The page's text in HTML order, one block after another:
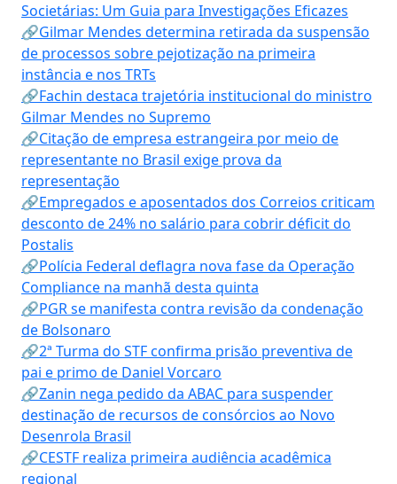
Societárias: Um Guia para Investigações Eficazes
🔗Gilmar Mendes determina retirada da suspensão
de processos sobre pejotização na primeira
instância e nos TRTs
🔗Fachin destaca trajetória institucional do ministro
Gilmar Mendes no Supremo
🔗Citação de empresa estrangeira por meio de
representante no Brasil exige prova da
representação
🔗Empregados e aposentados dos Correios criticam
desconto de 24% no salário para cobrir déficit do
Postalis
🔗Polícia Federal deflagra nova fase da Operação
Compliance na manhã desta quinta
🔗PGR se manifesta contra revisão da condenação
de Bolsonaro
🔗2ª Turma do STF confirma prisão preventiva de
pai e primo de Daniel Vorcaro
🔗Zanin nega pedido da ABAC para suspender
destinação de recursos de consórcios ao Novo
Desenrola Brasil
🔗CESTF realiza primeira audiência acadêmica
regional